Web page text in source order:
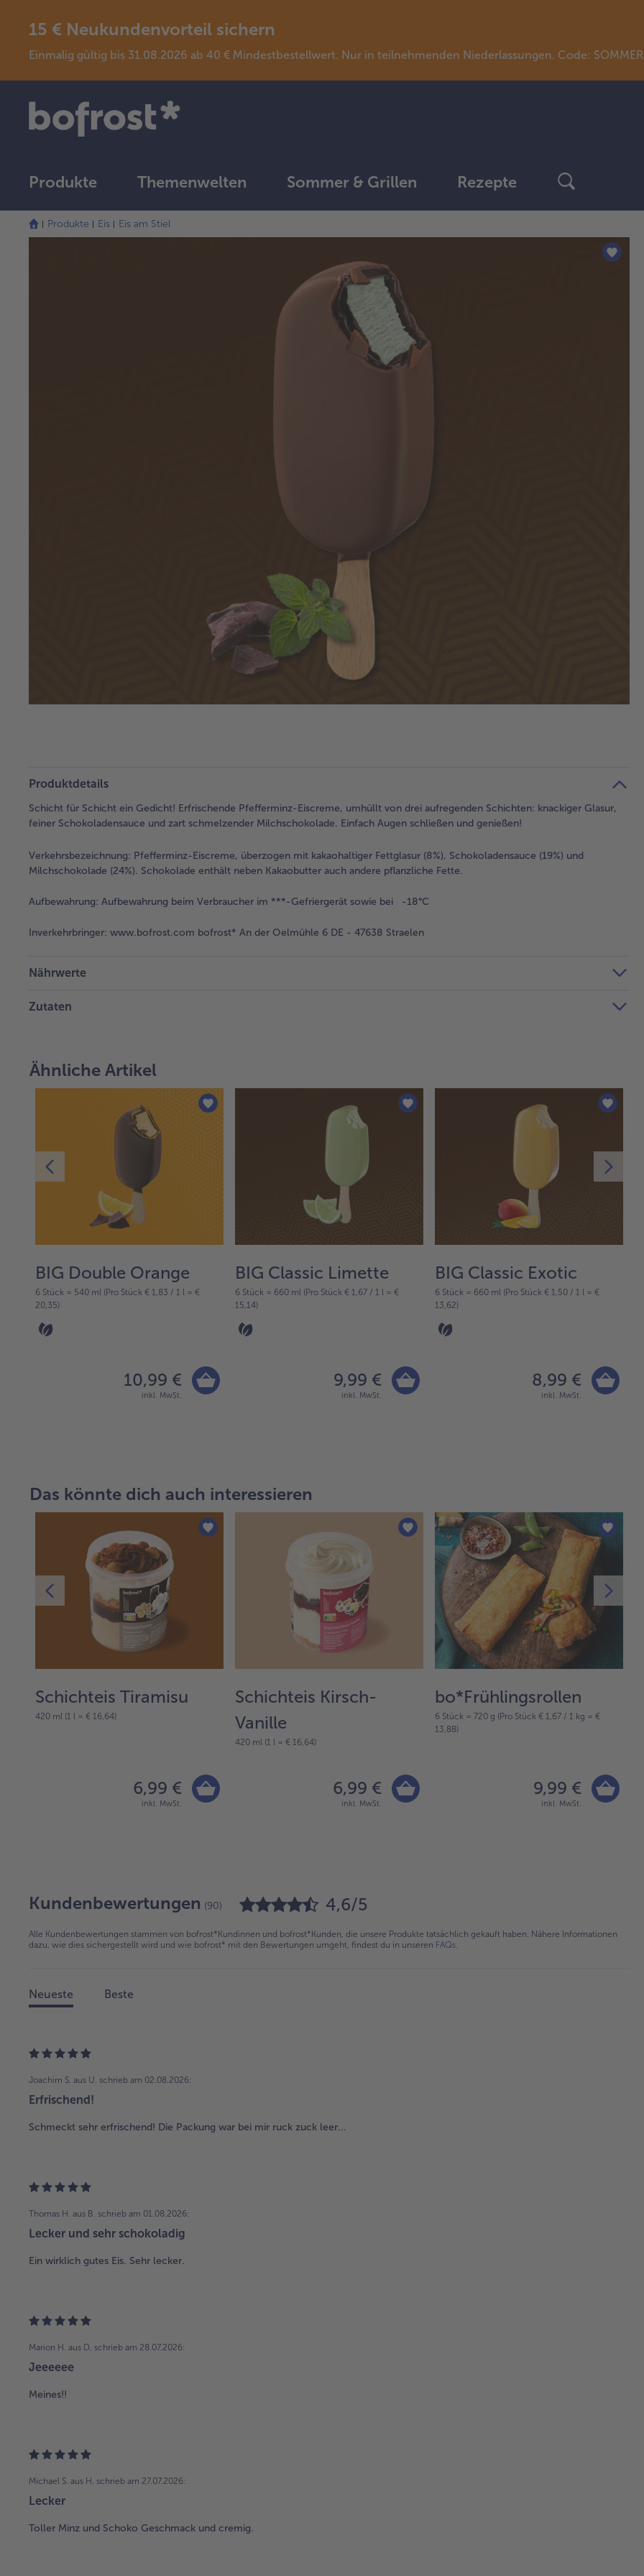
15 € Neukundenvorteil sichern
Einmalig gültig bis 31.08.2026 ab 40 € Mindestbestellwert. Nur in teilnehmenden Niederlassungen. Code:
Produkte Themenwelten Sommer & Grillen Rezepte
Produkte Eis Eis am Stiel
Produktdetails
Schicht für Schicht ein Gedicht! Erfrischende Pfefferminz-Eiscreme, umhüllt von drei aufregenden Schichten: knackiger Glasur,
feiner Schokoladensauce und zart schmelzender Milchschokolade. Einfach Augen schließen und genießen!
Verkehrsbezeichnung: Pfefferminz-Eiscreme, überzogen mit kakaohaltiger Fettglasur (8%), Schokoladensauce (19%) und
Milchschokolade (24%). Schokolade enthält neben Kakaobutter auch andere pflanzliche Fette.
Aufbewahrung: Aufbewahrung beim Verbraucher im ***-Gefriergerät sowie bei -18°C
Inverkehrbringer: www.bofrost.com bofrost* An der Oelmühle 6 DE - 47638 Straelen
Nährwerte
Zutaten
Ähnliche Artikel
BIG Double Orange
6 Stück = 540 ml (Pro Stück € 1,83 / 1 l = €
20,35)
10,99 €
inkl. MwSt.
BIG Classic Limette
6 Stück = 660 ml (Pro Stück € 1,67 / 1 l = €
15,14)
9,99 €
inkl. MwSt.
BIG Classic Exotic
6 Stück = 660 ml (Pro Stück € 1,50 / 1 l = €
13,62)
8,99 €
inkl. MwSt.
Das könnte dich auch interessieren
Schichteis Tiramisu
420 ml (1 l = € 16,64)
6,99 €
inkl. MwSt.
Schichteis Kirsch-
Vanille
420 ml (1 l = € 16,64)
6,99 €
inkl. MwSt.
bo*Frühlingsrollen
6 Stück = 720 g (Pro Stück € 1,67 / 1 kg = €
13,88)
9,99 €
inkl. MwSt.
Kundenbewertungen (90) 4,6/5
Alle Kundenbewertungen stammen von bofrost*Kundinnen und bofrost*Kunden, die unsere Produkte tatsächlich gekauft haben. Nähere Informationen
dazu, wie dies sichergestellt wird und wie bofrost* mit den Bewertungen umgeht, findest du in unseren FAQs.
Neueste Beste
Joachim S. aus U. schrieb am 02.08.2026:
Erfrischend!
Schmeckt sehr erfrischend! Die Packung war bei mir ruck zuck leer...
Thomas H. aus B. schrieb am 01.08.2026:
Lecker und sehr schokoladig
Ein wirklich gutes Eis. Sehr lecker.
Marion H. aus D. schrieb am 28.07.2026:
Jeeeeee
Meines!!
Michael S. aus H. schrieb am 27.07.2026:
Lecker
Toller Minz und Schoko Geschmack und cremig.